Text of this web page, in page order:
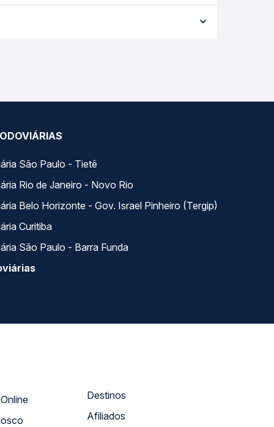
em tempo real e garante a melhor oferta
São Paulo - Tietê
Rio de Janeiro - Novo Rio
Belo Horizonte - Gov. Israel Pinheiro (Tergip)
Curitiba
São Paulo - Barra Funda
Atendimento Online
Destinos
Afiliados